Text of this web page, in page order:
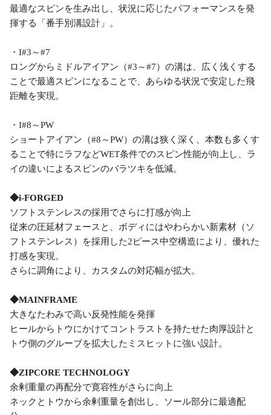
最適なスピンを生み出し、状況に応じたパフォーマンスを発
揮する「番手別溝設計」。
・I#3～#7
ロングからミドルアイアン（#3～#7）の溝は、広く浅くする
ことで最適スピンになることで、あらゆる状況で安定した飛
距離を実現。
・I#8～PW
ショートアイアン（#8～PW）の溝は狭く深く、本数も多くす
ることで特にラフなどWET条件でのスピン性能が向上し、ラ
イの違いによるスピンのバラツキを低減。
◆i-FORGED
ソフトステンレスの採用でさらに打感が向上
従来の圧延材フェースと、ボディにはやわらかい新素材（ソ
フトステンレス）を採用した2ピース中空構造により、優れた
打感を実現。
さらに調角により、カスタムの対応幅が拡大。
◆MAINFRAME
大きなたわみで高い反発性能を発揮
ヒールからトウにかけてコントラストを持たせた肉厚設計と
トウ側のグルーブを拡大したミスヒットに強い設計。
◆ZIPCORE TECHNOLOGY
余剰重量の再配分で寛容性がさらに向上
ネックとトウから余剰重量を創出し、ソール部分に最適配